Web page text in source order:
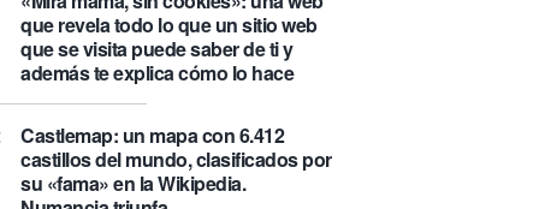
que revela todo lo que un sitio web
que se visita puede saber de ti y
además te explica cómo lo hace
Castlemap: un mapa con 6.412
castillos del mundo, clasificados por
su «fama» en la Wikipedia.